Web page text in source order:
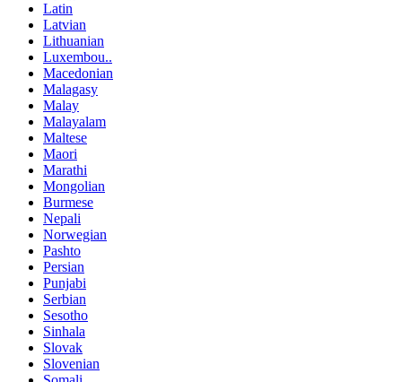
Latin
Latvian
Lithuanian
Luxembou..
Macedonian
Malagasy
Malay
Malayalam
Maltese
Maori
Marathi
Mongolian
Burmese
Nepali
Norwegian
Pashto
Persian
Punjabi
Serbian
Sesotho
Sinhala
Slovak
Slovenian